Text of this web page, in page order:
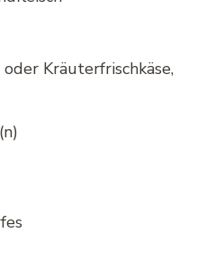
oder Kräuterfrischkäse,